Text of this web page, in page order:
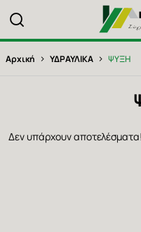
προς
το
κυρίως
DOMO
Breadcrumb
Αρχική › ΥΔΡΑΥΛΙΚΑ › ΨΥΞΗ
Δεν υπάρχουν